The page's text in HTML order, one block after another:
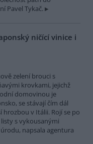
Pavel Tykač.
ničící vinice i
zelení brouci s
krovkami, jejichž
domovinou je
se stávají čím dál
hrozbou v Itálii. Rojí se po
listy s vykousanými
napsala agentura